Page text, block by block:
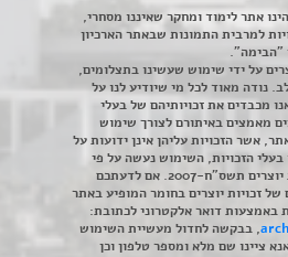
אתר לימוד ומחקר שאיננו מסחרי,
למרבית התמונות שבאתר הארכיון
"הבימה".
על ידי שימוש שעשינו בתצלומים,
נודה מאוד לכל מי שיודיע לנו על
מכבדים את זכויותיהם של בעלי
מאמצים באיתורם לצורך שימוש
אשר הזכויות עליהן אינן ידועות על
בעלי הזכויות, השימוש נעשה על פי
סעיף 27א לחוק זכויות יוצרים תשס"ח-2007. אם לדעתכם
של זכויות יוצרים בחומר המופיע באתר
באמצעות דואר אלקטרוני לכתובת:
, בבקשה לחדול מעשיית השימוש
ציינו שם מלא ומספר טלפון וכן